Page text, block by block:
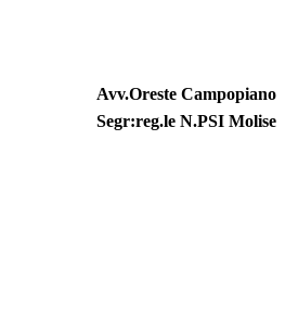
Avv.Oreste Campopiano
Segr:reg.le N.PSI Molise